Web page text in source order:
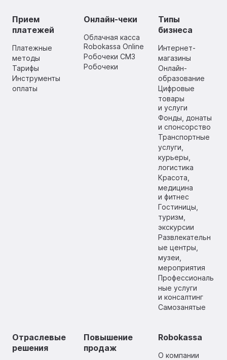
Прием
платежей
Платежные
методы
Тарифы
Инструменты
оплаты
Онлайн-чеки
Облачная касса
Robokassa Online
Робочеки СМЗ
Робочеки
Типы
бизнеса
Интернет-
магазины
Онлайн-
образование
Цифровые
товары
и услуги
Фонды, донаты
и спонсорство
Транспортные
услуги,
курьеры,
логистика
Красота,
медицина
и фитнес
Гостиницы,
туризм,
экскурсии
Развлекательн
ые центры,
музеи,
мероприятия
Профессиональ
ные услуги
и консалтинг
Самозанятые
Отраслевые
решения
Повышение
продаж
Robokassa
О компании